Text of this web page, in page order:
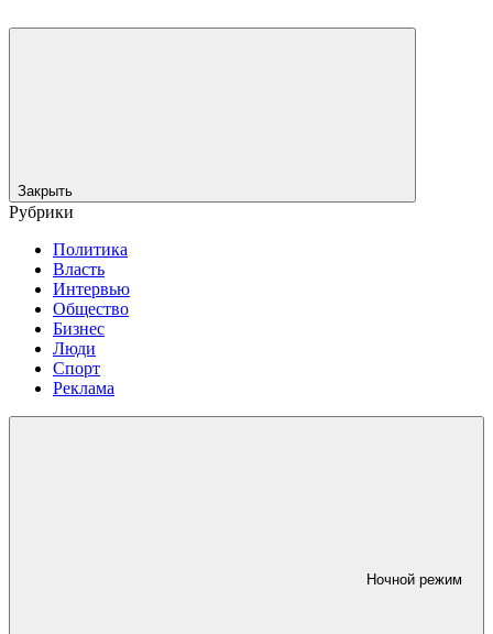
Закрыть
Рубрики
Политика
Власть
Интервью
Общество
Бизнес
Люди
Спорт
Реклама
Ночной режим